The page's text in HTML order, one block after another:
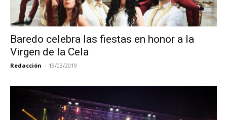
Baredo celebra las fiestas en honor a la
Virgen de la Cela
Redacción - 19/03/2019